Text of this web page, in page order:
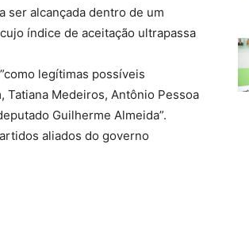
ser alcançada dentro de um
índice de aceitação ultrapassa
legítimas possíveis
Tatiana Medeiros, Antônio Pessoa
Guilherme Almeida”.
aliados do governo